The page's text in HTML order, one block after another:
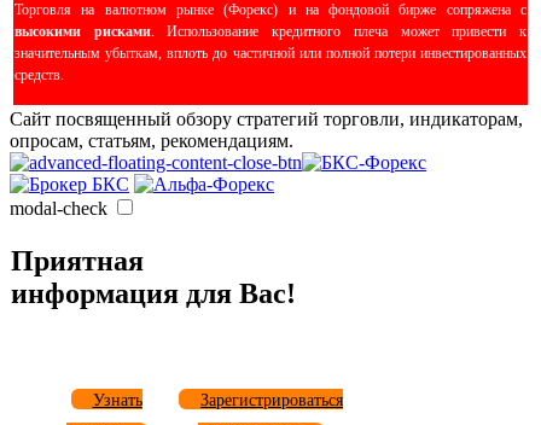
Торговля на валютном рынке (Форекс) и на фондовой бирже сопряжена с
высокими рисками. Использование кредитного плеча может привести к
значительным убыткам, вплоть до частичной или полной потери инвестированных
средств.
Сайт посвященный обзору стратегий торговли, индикаторам,
опросам, статьям, рекомендациям.
modal-check
Приятная
информация для Вас!
Узнать
Зарегистрироваться